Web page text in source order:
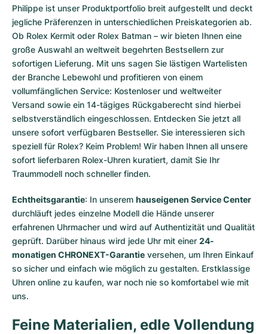
Philippe ist unser Produktportfolio breit aufgestellt und deckt
jegliche Präferenzen in unterschiedlichen Preiskategorien ab.
Ob Rolex Kermit oder Rolex Batman – wir bieten Ihnen eine
große Auswahl an weltweit begehrten Bestsellern zur
sofortigen Lieferung. Mit uns sagen Sie lästigen Wartelisten
der Branche Lebewohl und profitieren von einem
vollumfänglichen Service: Kostenloser und weltweiter
Versand sowie ein 14-tägiges Rückgaberecht sind hierbei
selbstverständlich eingeschlossen. Entdecken Sie jetzt all
unsere sofort verfügbaren Bestseller. Sie interessieren sich
speziell für Rolex? Keim Problem! Wir haben Ihnen all unsere
sofort lieferbaren Rolex-Uhren kuratiert, damit Sie Ihr
Traummodell noch schneller finden.
Echtheitsgarantie: In unserem hauseigenen Service Center
durchläuft jedes einzelne Modell die Hände unserer
erfahrenen Uhrmacher und wird auf Authentizität und Qualität
geprüft. Darüber hinaus wird jede Uhr mit einer 24-
monatigen CHRONEXT-Garantie versehen, um Ihren Einkauf
so sicher und einfach wie möglich zu gestalten. Erstklassige
Uhren online zu kaufen, war noch nie so komfortabel wie mit
uns.
Feine Materialien, edle Vollendung